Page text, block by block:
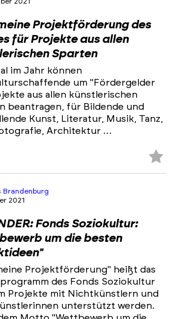
Projektförderung des
für Projekte aus allen
Sparten
im Jahr können
um "Fördergelder
aus allen künstlerischen
beantragen, für Bildende und
Kunst, Literatur, Musik, Tanz,
Architektur …
Brandenburg
2021
Fonds Soziokultur:
um die besten
Projektförderung" heißt das
des Fonds Soziokultur
Projekte mit Nichtkünstlern und
unterstützt werden.